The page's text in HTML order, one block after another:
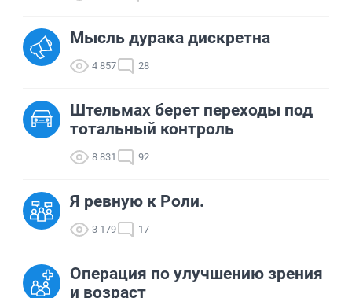
Мысль дурака дискретна
4 857 28
Штельмах берет переходы под
тотальный контроль
8 831 92
Я ревную к Роли.
3 179 17
Операция по улучшению зрения
и возраст